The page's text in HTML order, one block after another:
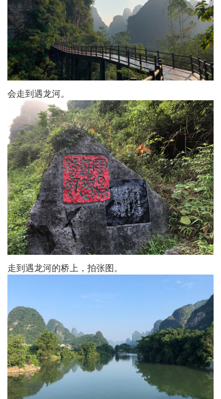
会走到遇龙河。
走到遇龙河的桥上，拍张图。